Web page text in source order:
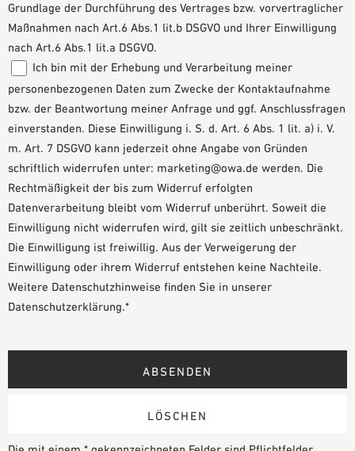
Grundlage der Durchführung des Vertrages bzw. vorvertraglicher
Maßnahmen nach Art.6 Abs.1 lit.b DSGVO und Ihrer Einwilligung
nach Art.6 Abs.1 lit.a DSGVO.
Ich bin mit der Erhebung und Verarbeitung meiner
personenbezogenen Daten zum Zwecke der Kontaktaufnahme
bzw. der Beantwortung meiner Anfrage und ggf. Anschlussfragen
einverstanden. Diese Einwilligung i. S. d. Art. 6 Abs. 1 lit. a) i. V.
m. Art. 7 DSGVO kann jederzeit ohne Angabe von Gründen
schriftlich widerrufen unter: marketing@owa.de werden. Die
Rechtmäßigkeit der bis zum Widerruf erfolgten
Datenverarbeitung bleibt vom Widerruf unberührt. Soweit die
Einwilligung nicht widerrufen wird, gilt sie zeitlich unbeschränkt.
Die Einwilligung ist freiwillig. Aus der Verweigerung der
Einwilligung oder ihrem Widerruf entstehen keine Nachteile.
Weitere Datenschutzhinweise finden Sie in unserer
Datenschutzerklärung.*